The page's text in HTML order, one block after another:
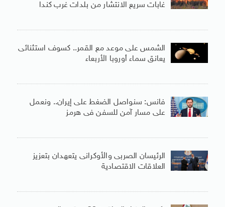
غابات سريع الانتشار من بلدات غرب كندا
الشمس على موعد مع القمر.. كسوف استثنائى
يعانق سماء أوروبا الأربعاء
فانس: سنواصل الضغط على إيران.. ونعمل
على مسار آمن للسفن فى هرمز
الرئيسان الصربى والأوكرانى يتعهدان بتعزيز
العلاقات الاقتصادية